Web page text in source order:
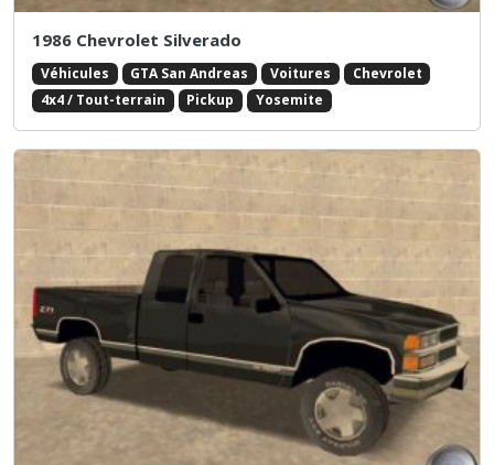
1986 Chevrolet Silverado
Véhicules GTA San Andreas Voitures
Chevrolet
4x4 / Tout-terrain
Pickup Yosemite